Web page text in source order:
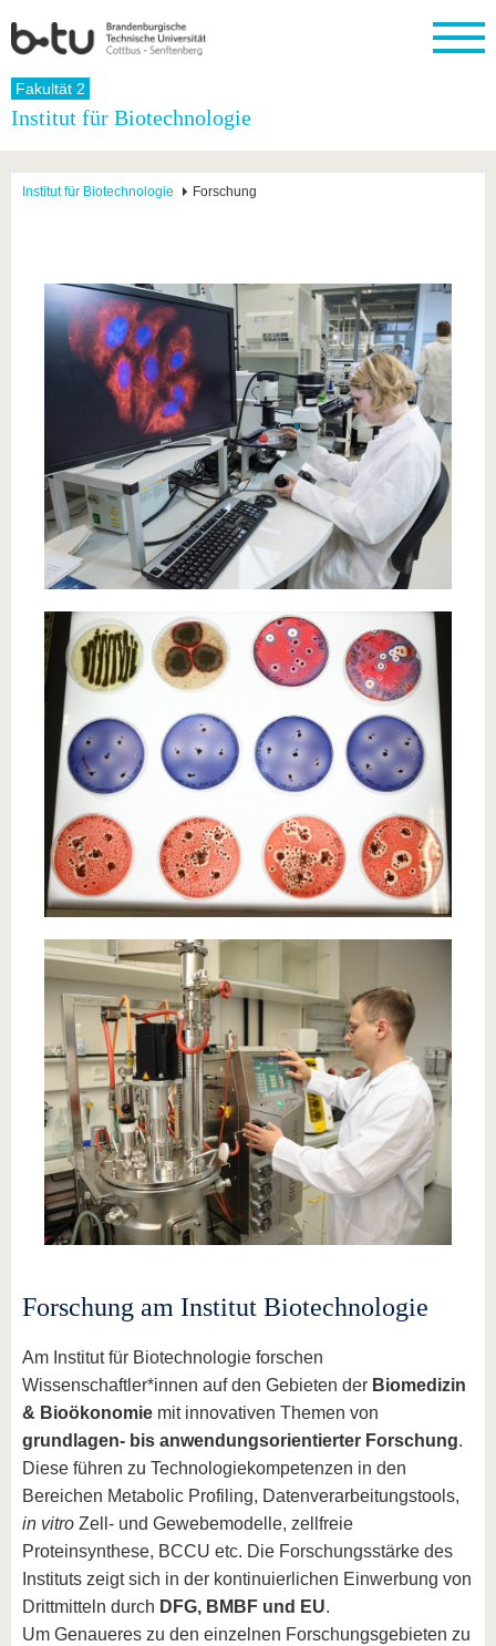
Startseite
Engagement
Partnerschaften
Strukturwandel
Forschung
Wissenschaftlicher
Nachwuchs
Studium
Nach
dem
Studium
Profil
Mit der
BTU ins
Ausland
Für
internationale
Studierende
Kontakt
Gründen
an der
BTU
Innovative
Transferprojekte
Lernen
Sie uns
kennen
BTU &
Region
Fakultät 2
Institut für Biotechnologie
Institut für Biotechnologie Forschung
Forschung am Institut Biotechnologie
Am Institut für Biotechnologie forschen
Wissenschaftler*innen auf den Gebieten der Biomedizin
& Bioökonomie mit innovativen Themen von
grundlagen- bis anwendungsorientierter Forschung.
Diese führen zu Technologiekompetenzen in den
Bereichen Metabolic Profiling, Datenverarbeitungstools,
in vitro Zell- und Gewebemodelle, zellfreie
Proteinsynthese, BCCU etc. Die Forschungsstärke des
Instituts zeigt sich in der kontinuierlichen Einwerbung von
Drittmitteln durch DFG, BMBF und EU.
Um Genaueres zu den einzelnen Forschungsgebieten zu